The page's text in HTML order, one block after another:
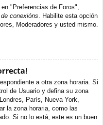
"Preferencias de Foros",
conexións. Habilite esta opción
Moderadores y usted mismo.
a otra zona horaria. Si
de Usuario y defina su zona
París, Nueva York,
la zona horaria, como las
Si no lo está, este es un buen